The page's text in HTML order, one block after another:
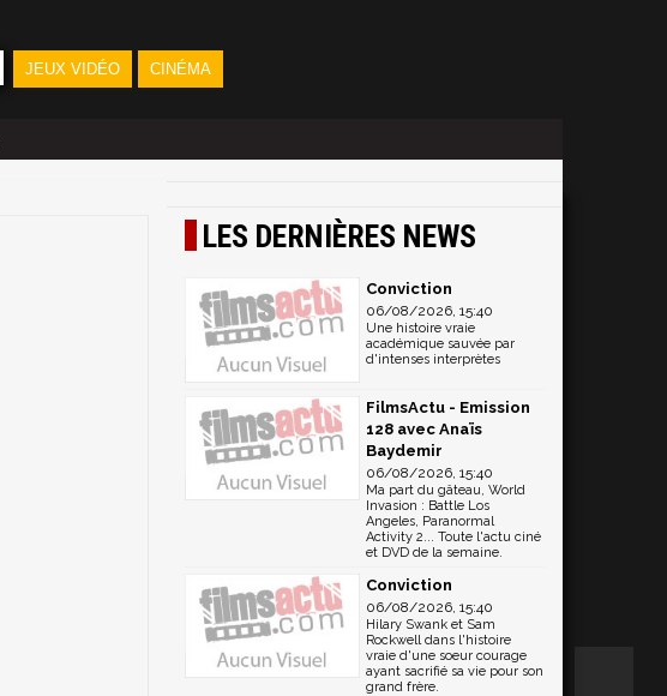
JEUX VIDÉO CINÉMA
LES DERNIÈRES NEWS
Conviction
06/08/2026, 15:40
Une histoire vraie
académique sauvée par
d'intenses interprètes
FilmsActu - Emission
128 avec Anaïs
Baydemir
06/08/2026, 15:40
Ma part du gâteau, World
Invasion : Battle Los
Angeles, Paranormal
Activity 2... Toute l'actu ciné
et DVD de la semaine.
Conviction
06/08/2026, 15:40
Hilary Swank et Sam
Rockwell dans l'histoire
vraie d'une soeur courage
ayant sacrifié sa vie pour son
grand frère.